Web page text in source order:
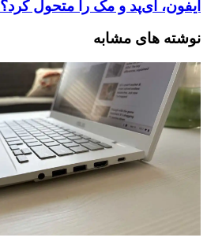
آیفون‌، آی‌پد و مک را متحول کرد؟
نوشته های مشابه